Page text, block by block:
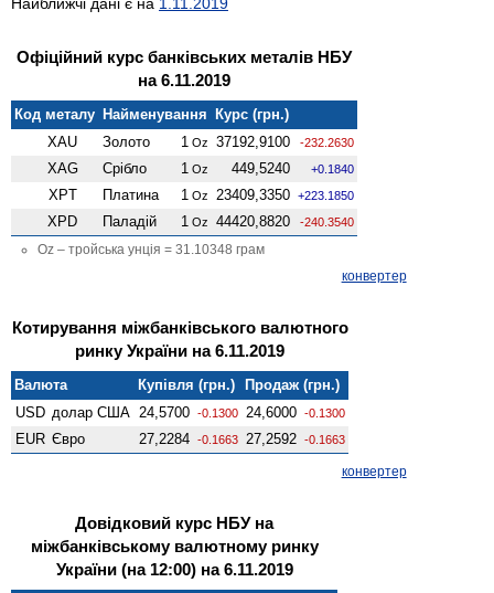
Офіційний курс банківських металів НБУ
на 6.11.2019
Код металу Найменування Курс (грн.)
XAU
Золото 1 Oz 37192,9100 -232.2630
XAG Срібло 1 Oz 449,5240 +0.1840
XPT Платина 1 Oz 23409,3350 +223.1850
XPD Паладій 1 Oz 44420,8820 -240.3540
Oz – тройська унція = 31.10348 грам
конвертер
Котирування міжбанківського валютного
ринку України на 6.11.2019
Валюта Купівля (грн.)
Продаж (грн.)
USD долар США 24,5700 -0.1300 24,6000 -0.1300
EUR Євро 27,2284 -0.1663 27,2592 -0.1663
конвертер
Довідковий курс НБУ на
міжбанківському валютному ринку
України (на 12:00) на 6.11.2019